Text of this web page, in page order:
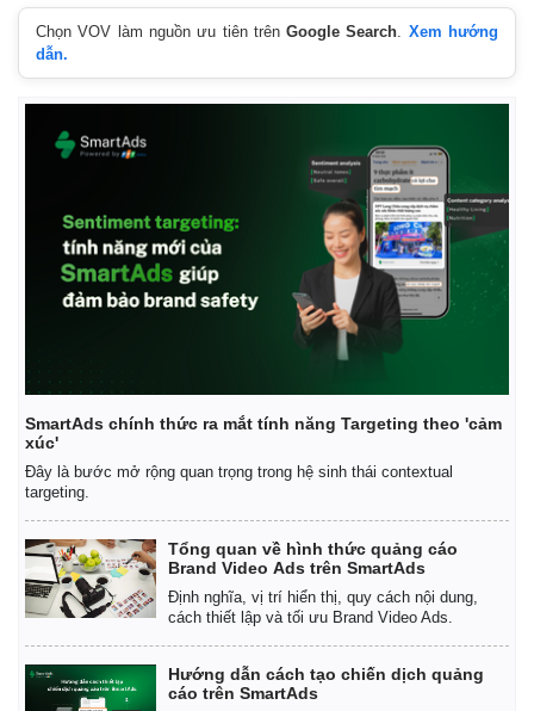
Cuộc sống đó đây
Hồ sơ
Ảnh
E-Magazine
Chọn VOV làm nguồn ưu tiên trênGoogle Search. Xem hướng
dẫn.
SmartAds chính thức ra mắt tính năng Targeting theo 'cảm
xúc'
Đây là bước mở rộng quan trọng trong hệ sinh thái contextual
targeting.
Tổng quan về hình thức quảng cáo
Brand Video Ads trên SmartAds
Định nghĩa, vị trí hiển thị, quy cách nội dung,
cách thiết lập và tối ưu Brand Video Ads.
Hướng dẫn cách tạo chiến dịch quảng
cáo trên SmartAds